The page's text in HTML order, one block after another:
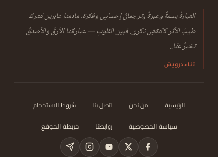
العبارةُ بسمةٌ وعبرةٌ وترجمانُ إحساسٍ وفكرة. مادمنا عابرين لنتركَ
طيبَ الأثر كالنقشِ ذكرى. فبين القلوبِ — عباراتنا الأرقّ والأصدقُ
تخبرُ عنّا..
ثناء درويش
الرئيسية من نحن اتصل بنا
شروط الاستخدام
سياسة الخصوصية
روابطنا خريطة الموقع